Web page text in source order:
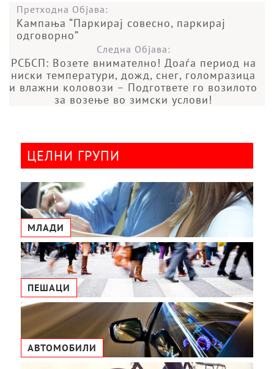
Претходна Објава:
Кампања “Паркирај совесно, паркирај
одговорно”
Следна Објава:
РСБСП: Возете внимателно! Доаѓа период на
ниски температури, дожд, снег, голомразица
и влажни коловози – Подгответе го возилото
за возење во зимски услови!
ЦЕЛНИ ГРУПИ
МЛАДИ
ПЕШАЦИ
АВТОМОБИЛИ